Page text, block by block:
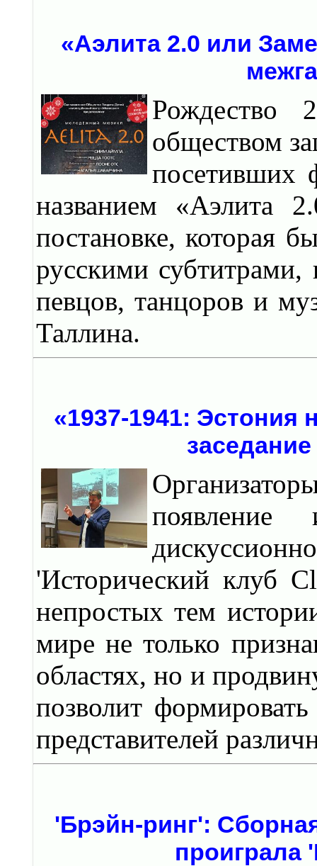
«Аэлита 2.0 или
Рождество
обществом
посетивших
названием «Аэлита
постановке, которая
русскими
певцов, танцоров и
Таллина.
«1937-1941:
'Исторический клуб
непростых тем
мире не только
областях, но и
позволит
представителей
'Брэйн-ринг':
проиграла